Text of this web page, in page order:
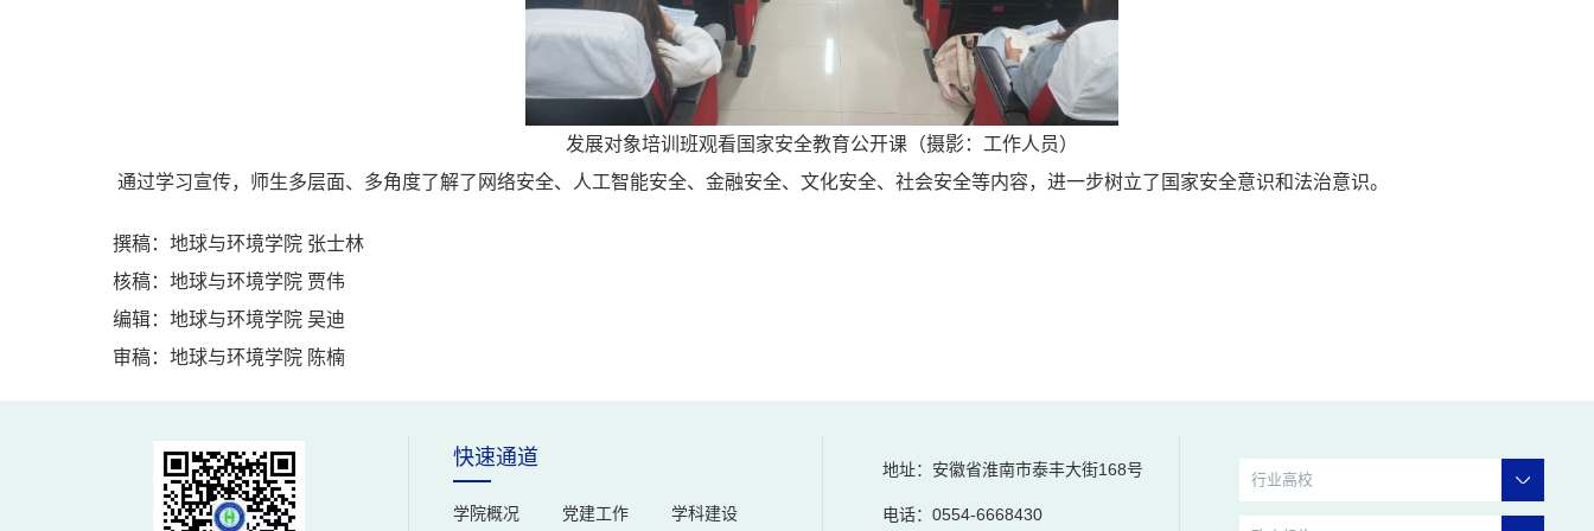
发展对象培训班观看国家安全教育公开课（摄影：工作人员）
通过学习宣传，师生多层面、多角度了解了网络安全、人工智能安全、金融安全、文化安全、社会安全等内容，进一步树立了国家安全意识和法治意识。
撰稿：地球与环境学院 张士林
核稿：地球与环境学院 贾伟
编辑：地球与环境学院 吴迪
审稿：地球与环境学院 陈楠
快速通道
学院概况 党建工作 学科建设
地址：安徽省淮南市泰丰大街168号
电话：0554-6668430
行业高校